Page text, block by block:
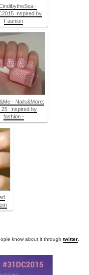
-
Inspired by
Fashion
- Nails&More:
25: Inspired by
fashion -
know about it through twitter